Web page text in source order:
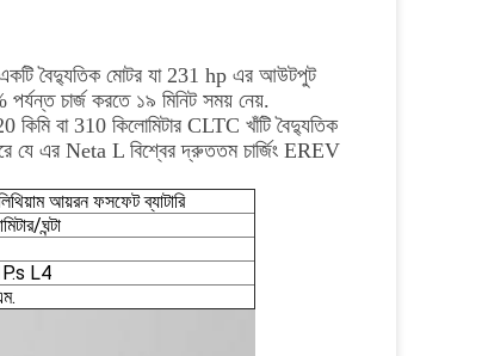
একটি বৈদ্যুতিক মোটর যা 231 hp এর আউটপুট
চার্জ করতে ১৯ মিনিট সময় নেয়.
কিমি বা 310 কিলোমিটার CLTC খাঁটি বৈদ্যুতিক
যে এর Neta L বিশ্বের দ্রুততম চার্জিং EREV
আয়রন ফসফেট ব্যাটারি
ঘন্টা
L4